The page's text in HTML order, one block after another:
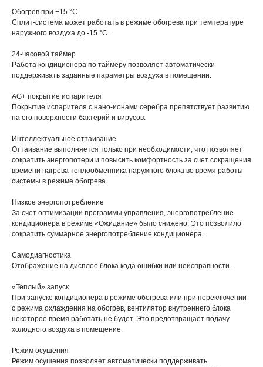
Обогрев при −15 °С
Сплит-система может работать в режиме обогрева при температуре
наружного воздуха до -15 °С.
24-часовой таймер
Работа кондиционера по таймеру позволяет автоматически
поддерживать заданные параметры воздуха в помещении.
AG+ покрытие испарителя
Покрытие испарителя с нано-ионами серебра препятствует развитию
на его поверхности бактерий и вирусов.
Интеллектуальное оттаивание
Оттаивание выполняется только при необходимости, что позволяет
сократить энергопотери и повысить комфортность за счет сокращения
времени нагрева теплообменника наружного блока во время работы
системы в режиме обогрева.
Низкое энергопотребление
За счет оптимизации программы управления, энергопотребление
кондиционера в режиме «Ожидание» было снижено. Это позволило
сократить суммарное энергопотребление кондиционера.
Самодиагностика
Отображение на дисплее блока кода ошибки или неисправности.
«Теплый» запуск
При запуске кондиционера в режиме обогрева или при переключении
с режима охлаждения на обогрев, вентилятор внутреннего блока
некоторое время работать не будет. Это предотвращает подачу
холодного воздуха в помещение.
Режим осушения
Режим осушения позволяет автоматически поддерживать